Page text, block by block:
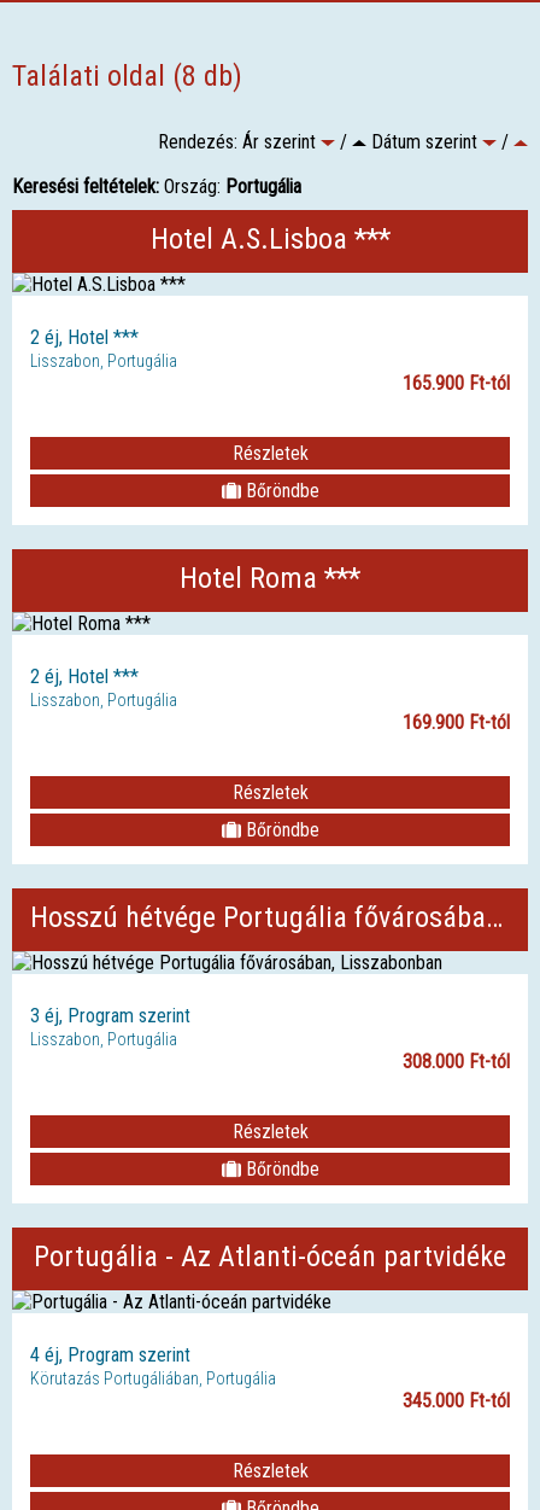
Találati oldal (8 db)
Rendezés: Ár szerint / Dátum szerint
/
Keresési feltételek: Ország: Portugália
Hotel A.S.Lisboa ***
2 éj, Hotel ***
Lisszabon, Portugália
165.900 Ft-tól
Részletek
Bőröndbe
Hotel Roma ***
2 éj, Hotel ***
Lisszabon, Portugália
169.900 Ft-tól
Részletek
Bőröndbe
Hosszú hétvége Portugália fővárosában, Lisszabonban
3 éj, Program szerint
Lisszabon, Portugália
308.000 Ft-tól
Részletek
Bőröndbe
Portugália - Az Atlanti-óceán partvidéke
4 éj, Program szerint
Körutazás Portugáliában, Portugália
345.000 Ft-tól
Részletek